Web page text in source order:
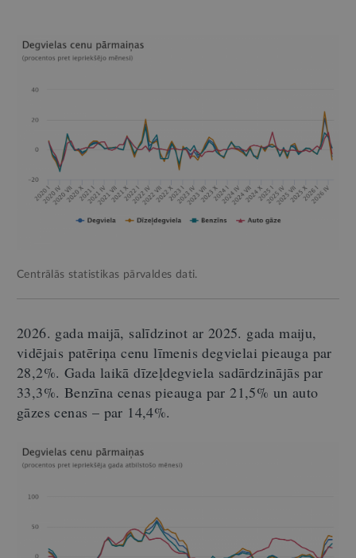
Centrālās statistikas pārvaldes dati.
2026. gada maijā, salīdzinot ar 2025. gada maiju,
vidējais patēriņa cenu līmenis degvielai pieauga par
28,2%. Gada laikā dīzeļdegviela sadārdzinājās par
33,3%. Benzīna cenas pieauga par 21,5% un auto
gāzes cenas – par 14,4%.